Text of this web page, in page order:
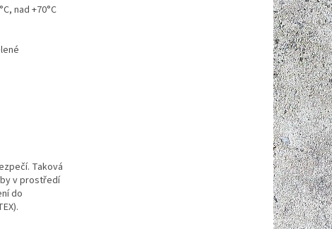
nad +70°C
Taková
v prostředí
do